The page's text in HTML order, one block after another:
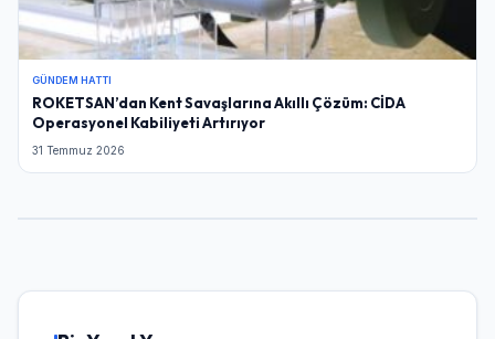
GÜNDEM HATTI
ROKETSAN’dan Kent Savaşlarına Akıllı Çözüm: CİDA
Operasyonel Kabiliyeti Artırıyor
31 Temmuz 2026